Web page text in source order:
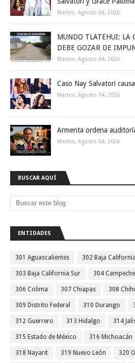
Martes, Agosto 04, 2026
MUNDO TLATEHUI: LA
DEBE GOZAR DE
Martes, Agosto 04, 2026
Caso Nay Salvatori
Martes, Agosto 04, 2026
Armenta ordena
Martes, Agosto 04, 2026
BUSCAR AQUÍ
ENTIDADES
301 Aguascalientes 302 Baja California
303 Baja California Sur 304 Campeche
306 Colima 307 Chiapas 308
309 Distrito Federal 310 Durango
312 Guerrero 313 Hidalgo 314
315 Estado de México 316 Michoacán
318 Nayarit 319 Nuevo León 320